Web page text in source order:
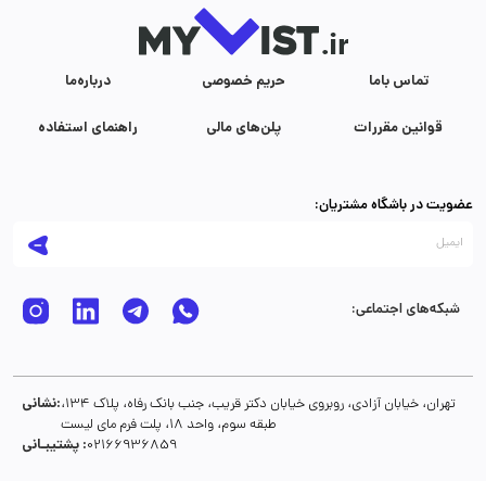
درباره‌ما حریم خصوصی تماس با‌ما
راهنمای استفاده پلن‌های مالی قوانین مقررات
عضویت در باشگاه مشتریان:
شبکه‌های اجتماعی:
نشانی:تهران، خیابان آزادی، روبروی خیابان دکتر قریب، جنب بانک رفاه، پلاک 134،
طبقه سوم، واحد 18، پلت فرم مای لیست
پشتیبـانی :02166936859